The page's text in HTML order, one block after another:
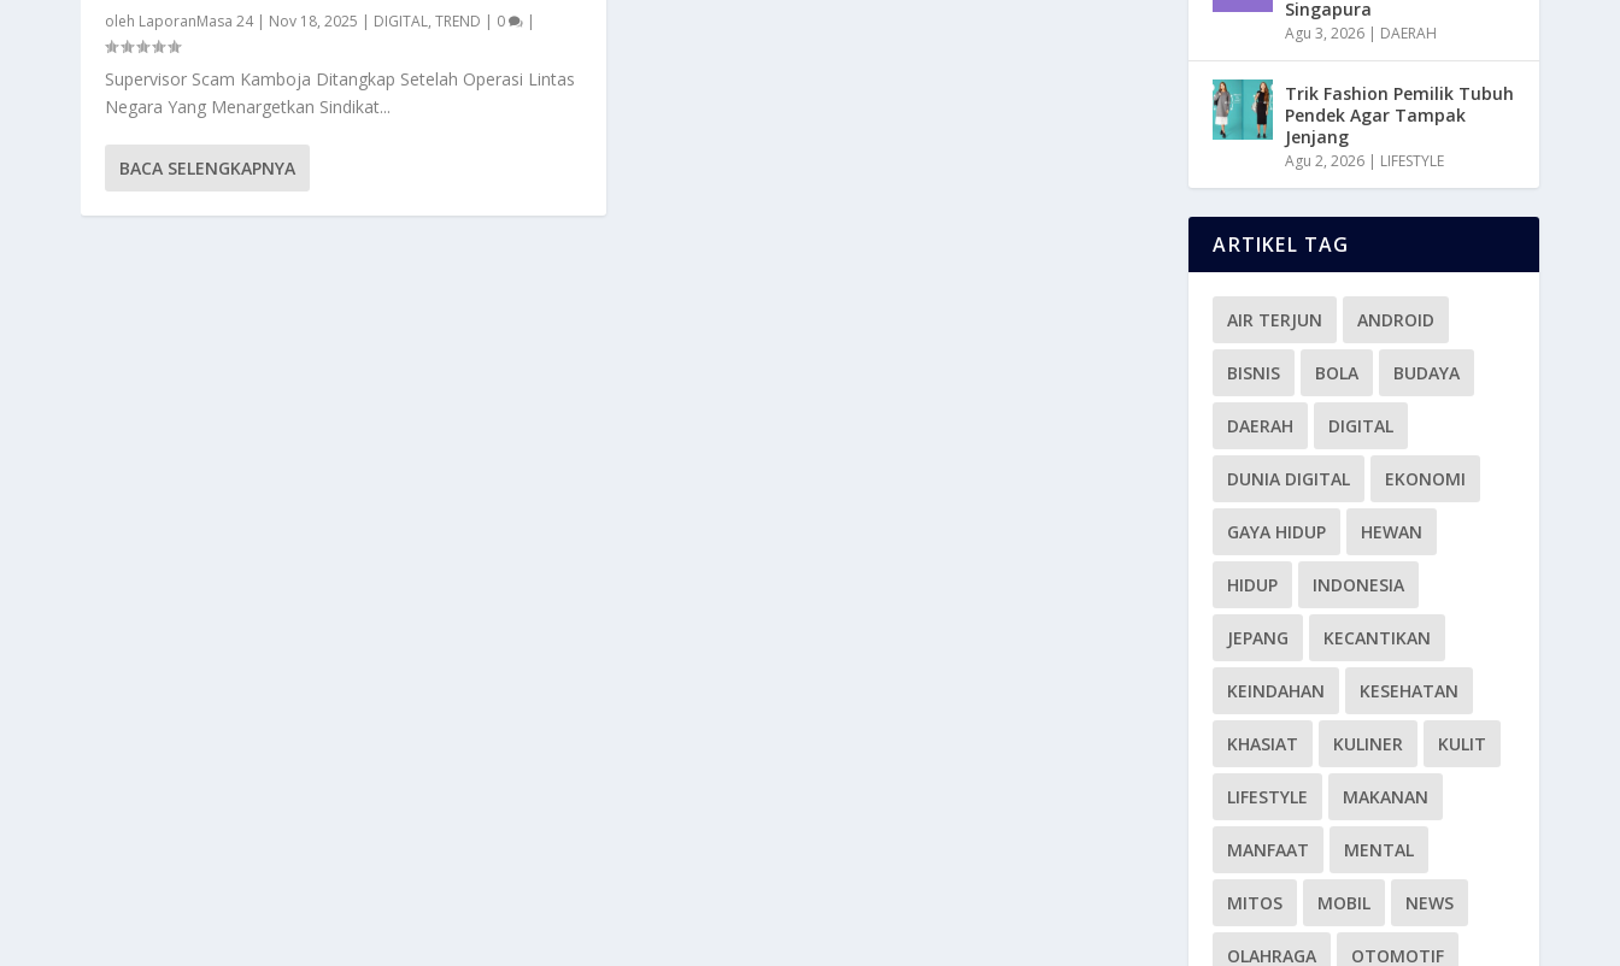
oleh LaporanMasa 24| Nov 18, 2025 DIGITAL,TREND 0
Supervisor Scam Kamboja Ditangkap Setelah Operasi Lintas
Negara Yang Menargetkan Sindikat...
BACA SELENGKAPNYA
Singapura
Agu 3, 2026 | DAERAH
Trik Fashion Pemilik Tubuh
Pendek Agar Tampak
Jenjang
Agu 2, 2026 | LIFESTYLE
ARTIKEL TAG
AIR TERJUN ANDROID
BISNIS BOLA BUDAYA
DAERAH DIGITAL
DUNIA DIGITAL EKONOMI
GAYA HIDUP HEWAN
HIDUP INDONESIA
JEPANG KECANTIKAN
KEINDAHAN KESEHATAN
KHASIAT KULINER KULIT
LIFESTYLE MAKANAN
MANFAAT MENTAL
MITOS MOBIL NEWS
OLAHRAGA OTOMOTIF